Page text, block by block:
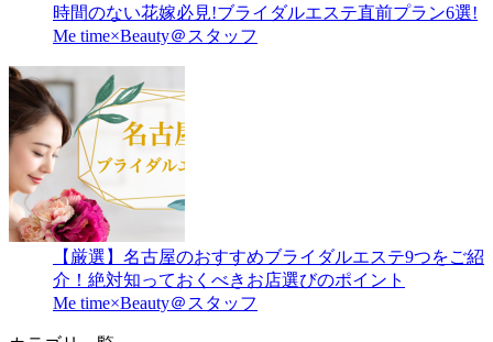
時間のない花嫁必見!ブライダルエステ直前プラン6選!
Me time×Beauty＠スタッフ
【厳選】名古屋のおすすめブライダルエステ9つをご紹
介！絶対知っておくべきお店選びのポイント
Me time×Beauty＠スタッフ